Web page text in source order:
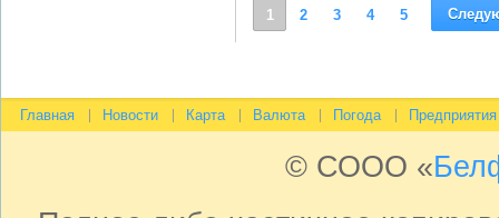
1 2 3 4 5
Главная Новости Карта Валюта Погода Предприятия
© СООО «